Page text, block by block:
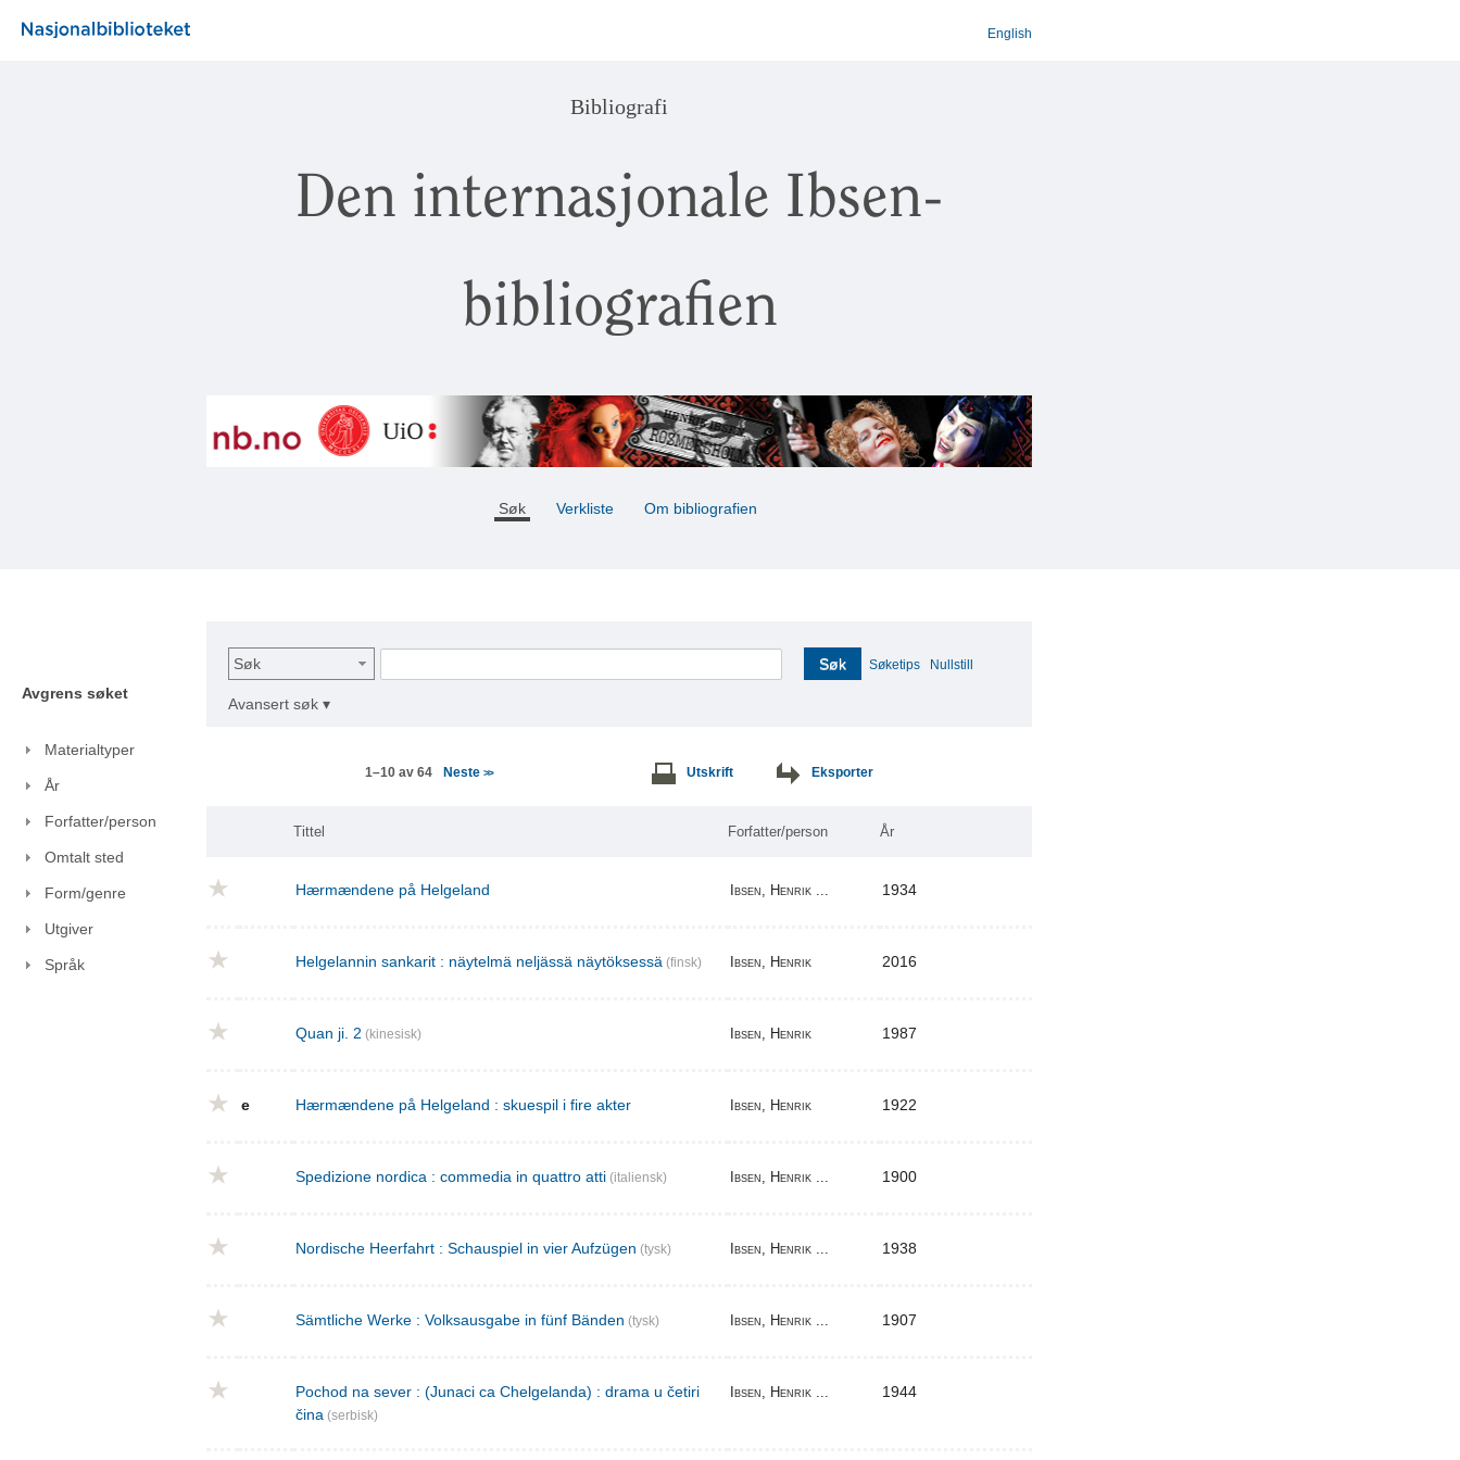
English
Bibliografi
Den internasjonale Ibsen-
bibliografien
Søk Verkliste Om bibliografien
Avgrens søket
Materialtyper
År
Forfatter/person
Omtalt sted
Form/genre
Utgiver
Språk
Søk Søk Søketips Nullstill
Avansert søk ▾
1–10 av 64 Neste>> Utskrift Eksporter
Tittel Forfatter/person År
Hærmændene på Helgeland Ibsen, Henrik ... 1934
Helgelannin sankarit : näytelmä neljässä näytöksessä (finsk) Ibsen, Henrik 2016
Quan ji. 2 (kinesisk) Ibsen, Henrik 1987
e Hærmændene på Helgeland : skuespil i fire akter Ibsen, Henrik 1922
Spedizione nordica : commedia in quattro atti (italiensk) Ibsen, Henrik ... 1900
Nordische Heerfahrt : Schauspiel in vier Aufzügen (tysk) Ibsen, Henrik ... 1938
Sämtliche Werke : Volksausgabe in fünf Bänden (tysk) Ibsen, Henrik ... 1907
Pochod na sever : (Junaci ca Chelgelanda) : drama u četiri
čina (serbisk)
Ibsen, Henrik ... 1944